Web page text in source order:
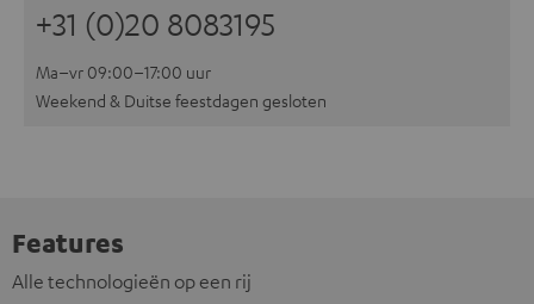
+31 (0)20 8083195
Ma–vr 09:00–17:00 uur
Weekend & Duitse feestdagen gesloten
Features
Alle technologieën op een rij